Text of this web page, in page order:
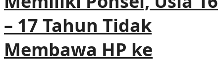
– 17 Tahun Tidak
Membawa HP ke